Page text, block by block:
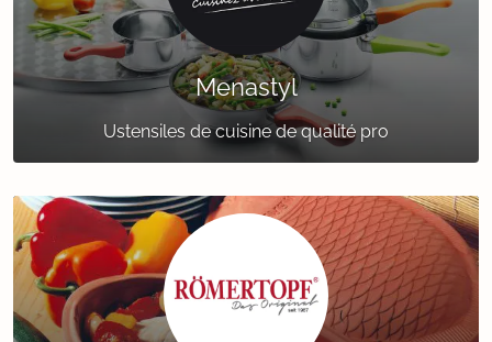
Menastyl
Ustensiles de cuisine de qualité pro